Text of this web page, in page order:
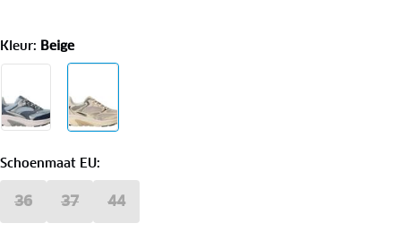
Kleur: Beige
Schoenmaat EU:
36 37 44